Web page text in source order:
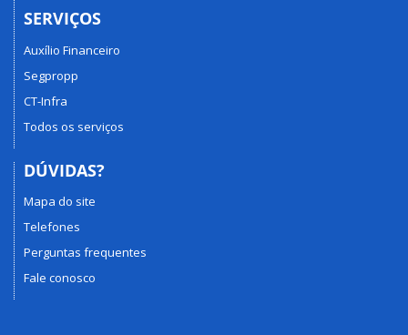
SERVIÇOS
Auxílio Financeiro
Segpropp
CT-Infra
Todos os serviços
DÚVIDAS?
Mapa do site
Telefones
Perguntas frequentes
Fale conosco